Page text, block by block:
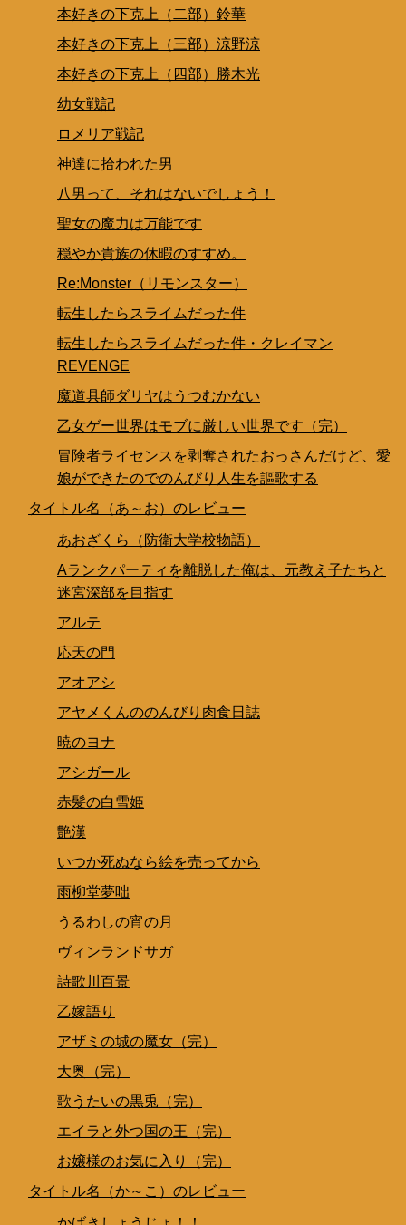
本好きの下克上（二部）鈴華
本好きの下克上（三部）涼野涼
本好きの下克上（四部）勝木光
幼女戦記
ロメリア戦記
神達に拾われた男
八男って、それはないでしょう！
聖女の魔力は万能です
穏やか貴族の休暇のすすめ。
Re:Monster（リモンスター）
転生したらスライムだった件
転生したらスライムだった件・クレイマン
REVENGE
魔道具師ダリヤはうつむかない
乙女ゲー世界はモブに厳しい世界です（完）
冒険者ライセンスを剥奪されたおっさんだけど、愛
娘ができたのでのんびり人生を謳歌する
タイトル名（あ～お）のレビュー
あおざくら（防衛大学校物語）
Aランクパーティを離脱した俺は、元教え子たちと
迷宮深部を目指す
アルテ
応天の門
アオアシ
アヤメくんののんびり肉食日誌
暁のヨナ
アシガール
赤髪の白雪姫
艶漢
いつか死ぬなら絵を売ってから
雨柳堂夢咄
うるわしの宵の月
ヴィンランドサガ
詩歌川百景
乙嫁語り
アザミの城の魔女（完）
大奥（完）
歌うたいの黒兎（完）
エイラと外つ国の王（完）
お嬢様のお気に入り（完）
タイトル名（か～こ）のレビュー